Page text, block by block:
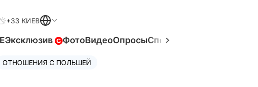
+33 КИЕВ
Эксклюзив ФотоВидеоОпросыСпецпроекты
ОТНОШЕНИЯ С ПОЛЬШЕЙ